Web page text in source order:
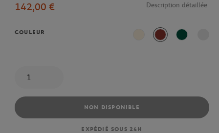
142,00 €
Description détaillée
COULEUR
Beige Terre battue
Vert
NON DISPONIBLE
EXPÉDIÉ SOUS 24H